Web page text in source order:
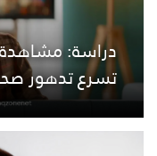
دراسة: مشاهدة
تسرع تدهور